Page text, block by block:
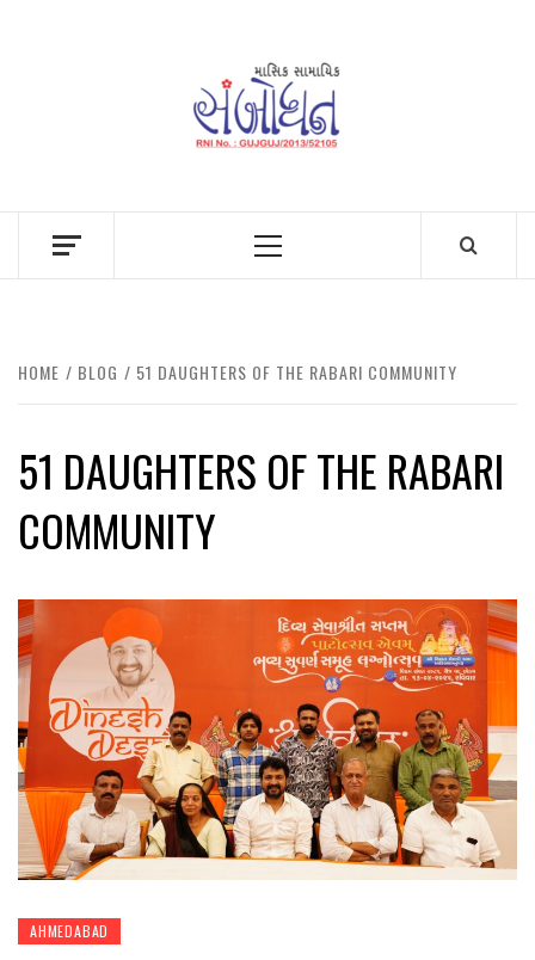
Primary
HOME BLOG 51 DAUGHTERS OF THE RABARI COMMUNITY
51 DAUGHTERS OF THE RABARI
COMMUNITY
AHMEDABAD